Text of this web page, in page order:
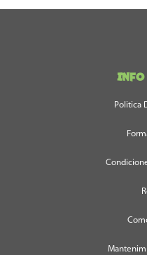
INFO
Politica